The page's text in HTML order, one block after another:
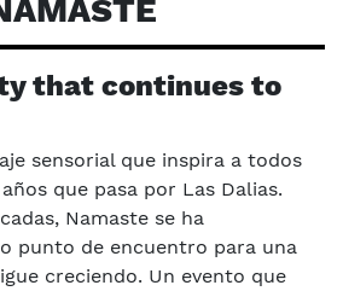
that continues to
sensorial que inspira a todos
que pasa por Las Dalias.
Namaste se ha
punto de encuentro para una
creciendo. Un evento que